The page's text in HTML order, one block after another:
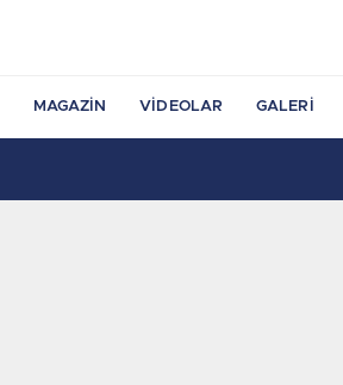
MAGAZIN VIDEOLAR GALERI